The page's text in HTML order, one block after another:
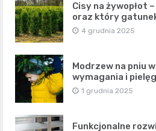
Cisy na żywopłot
oraz który
4 grudnia 2025
Modrzew na pniu
wymagania i
1 grudnia 2025
Funkcjonalne